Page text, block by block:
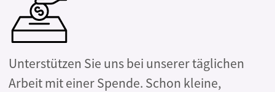
Unterstützen Sie uns bei unserer täglichen
Arbeit mit einer Spende. Schon kleine,